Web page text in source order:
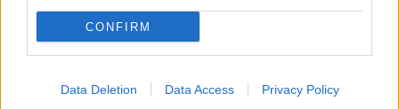
CONFIRM
Data Deletion Data Access Privacy Policy
Lähde:Fineli (THL)
* Tavoite kertoo ravintoaineen määrän ja osuuden viittellisestä
päiväsaannista.Ravintoaineiden ja energian viitteellinen päiväsaanti
suositukset lasketaan tiedoilla:
Aikuinen